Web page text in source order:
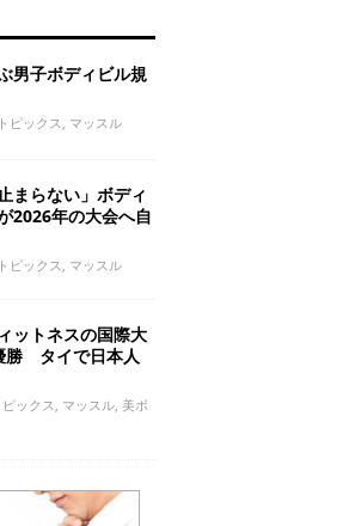
男子ボディビル規
トピックス マッスル
まらない」ボディ
2026年の大会へ自
トピックス マッスル
ットネスの国際大
勝 タイで日本人
ピックス マッスル, 美ボ